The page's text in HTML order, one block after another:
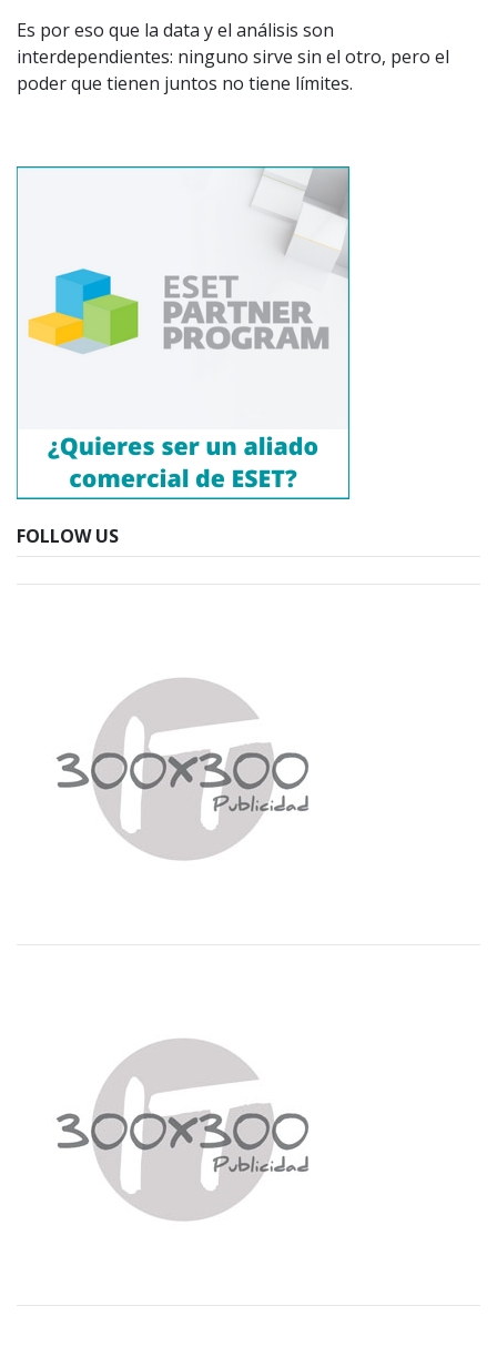
Es por eso que la data y el análisis son
interdependientes: ninguno sirve sin el otro, pero el
poder que tienen juntos no tiene límites.
FOLLOW US